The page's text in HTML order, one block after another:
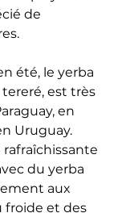
de
été, le yerba
est très
en
Uruguay.
du yerba
aux
froide et des